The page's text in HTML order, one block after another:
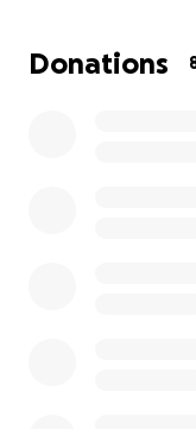
Übrigens: Früher
Donations